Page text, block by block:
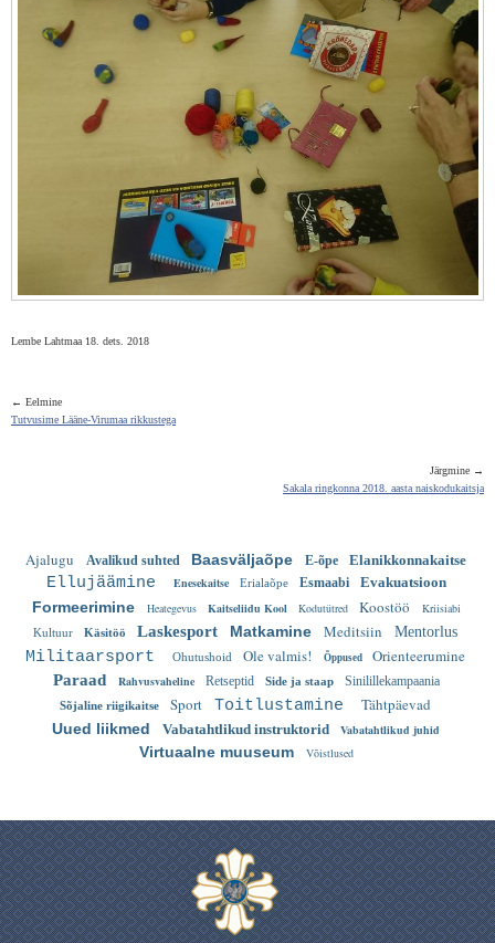
Lembe Lahtmaa 18. dets. 2018
← Eelmine
Tutvusime Lääne-Virumaa rikkustega
Järgmine →
Sakala ringkonna 2018. aasta naiskodukaitsja
Ajalugu Avalikud suhted Baasväljaõpe E-õpe Elanikkonnakaitse
Ellujäämine Enesekaitse Erialaõpe Esmaabi Evakuatsioon
Formeerimine Heategevus Kaitseliidu Kool Kodutütred Koostöö Kriisiabi
Kultuur Käsitöö Laskesport Matkamine Meditsiin Mentorlus
Militaarsport Ohutushoid Ole valmis! Õppused Orienteerumine
Paraad Rahvusvaheline Retseptid Side ja staap Sinilillekampaania
Sõjaline riigikaitse Sport Toitlustamine Tähtpäevad
Uued liikmed Vabatahtlikud instruktorid Vabatahtlikud juhid
Virtuaalne muuseum Võistlused